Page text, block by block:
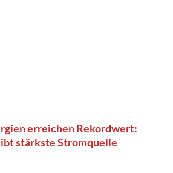
erreichen Rekordwert:
stärkste Stromquelle